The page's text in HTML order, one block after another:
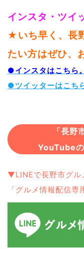
インスタ・ツイ
★いち早く、長
たい方はぜひ、
●インスタはこちら。
●ツイッターはこち
「長野
YouTubeの
▼LINEで長野市グル
「グルメ情報配信専